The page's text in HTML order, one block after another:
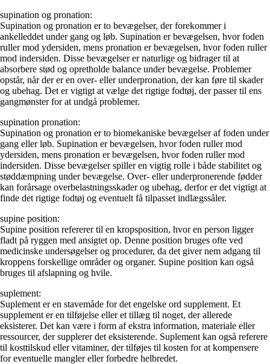
supination og pronation:
Supination og pronation er to bevægelser, der forekommer i
ankelleddet under gang og løb. Supination er bevægelsen, hvor foden
ruller mod ydersiden, mens pronation er bevægelsen, hvor foden ruller
mod indersiden. Disse bevægelser er naturlige og bidrager til at
absorbere stød og opretholde balance under bevægelse. Problemer
opstår, når der er en over- eller underpronation, der kan føre til skader
og ubehag. Det er vigtigt at vælge det rigtige fodtøj, der passer til ens
gangmønster for at undgå problemer.
supination pronation:
Supination og pronation er to biomekaniske bevægelser af foden under
gang eller løb. Supination er bevægelsen, hvor foden ruller mod
ydersiden, mens pronation er bevægelsen, hvor foden ruller mod
indersiden. Disse bevægelser spiller en vigtig rolle i både stabilitet og
støddæmpning under bevægelse. Over- eller underpronerende fødder
kan forårsage overbelastningsskader og ubehag, derfor er det vigtigt at
finde det rigtige fodtøj og eventuelt få tilpasset indlægssåler.
supine position:
Supine position refererer til en kropsposition, hvor en person ligger
fladt på ryggen med ansigtet op. Denne position bruges ofte ved
medicinske undersøgelser og procedurer, da det giver nem adgang til
kroppens forskellige områder og organer. Supine position kan også
bruges til afslapning og hvile.
suplement:
Suplement er en stavemåde for det engelske ord supplement. Et
supplement er en tilføjelse eller et tillæg til noget, der allerede
eksisterer. Det kan være i form af ekstra information, materiale eller
ressourcer, der supplerer det eksisterende. Suplement kan også referere
til kosttilskud eller vitaminer, der tilføjes til kosten for at kompensere
for eventuelle mangler eller forbedre helbredet.